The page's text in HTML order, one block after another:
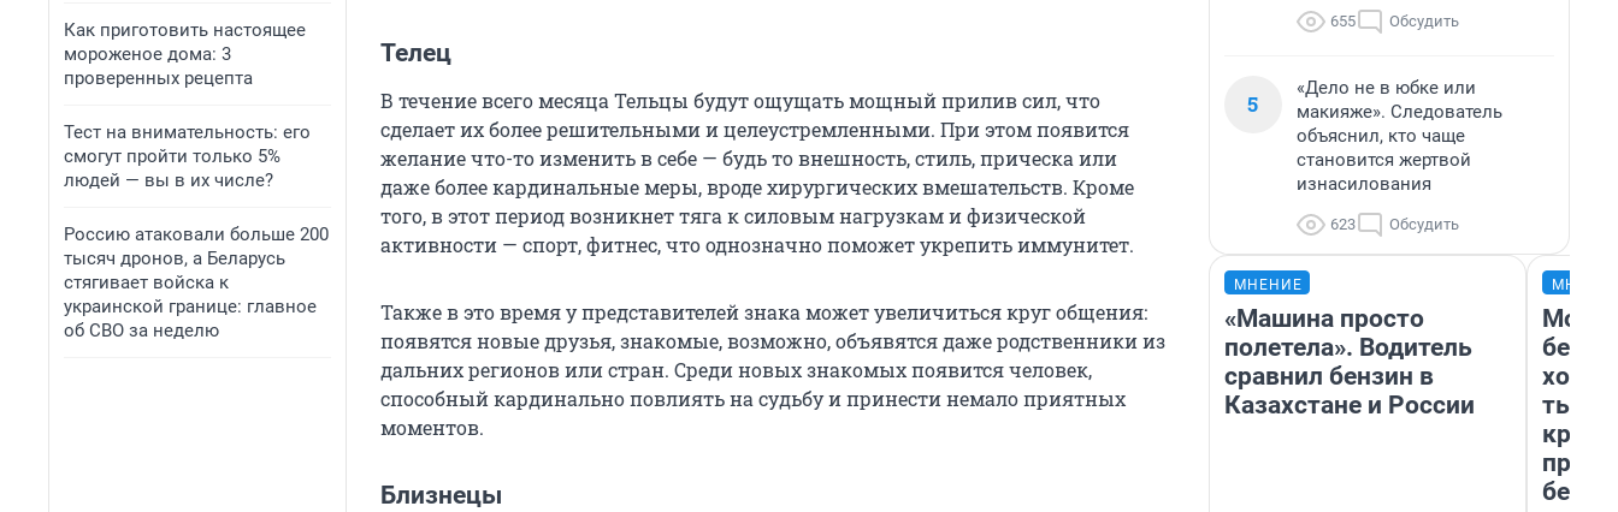
Как приготовить настоящее
мороженое дома: 3
проверенных рецепта
Тест на внимательность: его
смогут пройти только 5%
людей — вы в их числе?
Россию атаковали больше 200
тысяч дронов, а Беларусь
стягивает войска к
украинской границе: главное
об СВО за неделю
Телец
В течение всего месяца Тельцы будут ощущать мощный прилив сил, что
сделает их более решительными и целеустремленными. При этом появится
желание что-то изменить в себе — будь то внешность, стиль, прическа или
даже более кардинальные меры, вроде хирургических вмешательств. Кроме
того, в этот период возникнет тяга к силовым нагрузкам и физической
активности — спорт, фитнес, что однозначно поможет укрепить иммунитет.
Также в это время у представителей знака может увеличиться круг общения:
появятся новые друзья, знакомые, возможно, объявятся даже родственники из
дальних регионов или стран. Среди новых знакомых появится человек,
способный кардинально повлиять на судьбу и принести немало приятных
моментов.
Близнецы
655 Обсудить
5
«Дело не в юбке или
макияже». Следователь
объяснил, кто чаще
становится жертвой
изнасилования
623 Обсудить
МНЕНИЕ
«Машина просто
полетела». Водитель
сравнил бензин в
Казахстане и России
Мой